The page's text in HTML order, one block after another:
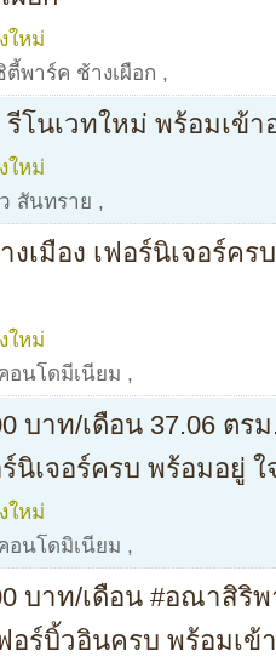
ใหม่
พาร์ค ช้างเผือก ,
โนเวทใหม่ พร้อมเข้
ใหม่
สันทราย ,
งเมือง เฟอร์นิเจอร์ค
ใหม่
อนโดมีเนียม ,
บาท/เดือน 37.06 ตร
นิเจอร์ครบ พร้อมอยู่ ใ
ใหม่
อนโดมิเนียม ,
บาท/เดือน #อณาสิริ
อร์บิ้วอินครบ พร้อมเ